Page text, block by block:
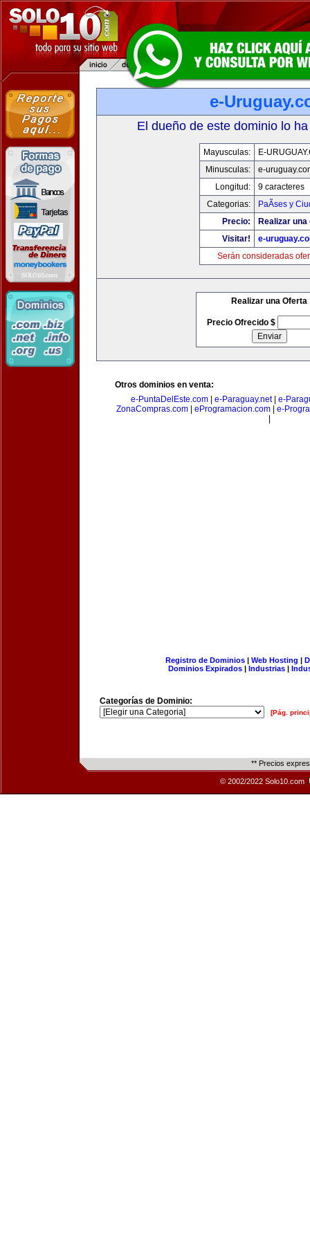
e-
El dueño de este dominio lo
Mayusculas:
E-
Minusculas:
e-
Longitud:
9 caracteres
Categorias:
PaÃ­ses y
Precio:
Realizar
Visitar!
e-
Serán consideradas
Realizar una Oferta
Precio Ofrecido $
Otros dominios en venta:
e-PuntaDelEste.com
e-Paraguay.net| e-
ZonaCompras.com
eProgramacion.com
e-
Registro de Dominios| Web Hosting |
Dominios Expirados | Industrias |
Categorías de Dominio:
[Pág.
** Precios
© 2002/2022 Solo10.com